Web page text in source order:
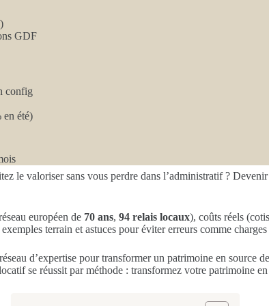
GDF
config
en été)
le valoriser sans vous perdre dans l’administratif ?
européen de 70 ans, 94 relais locaux), coûts réels
terrain et astuces pour éviter erreurs comme
d’expertise pour transformer un patrimoine en source
se réussit par méthode : transformez votre patrimoine